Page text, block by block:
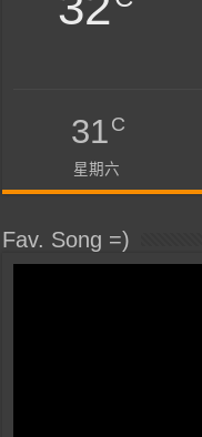
31C
星期六
Fav. Song =)